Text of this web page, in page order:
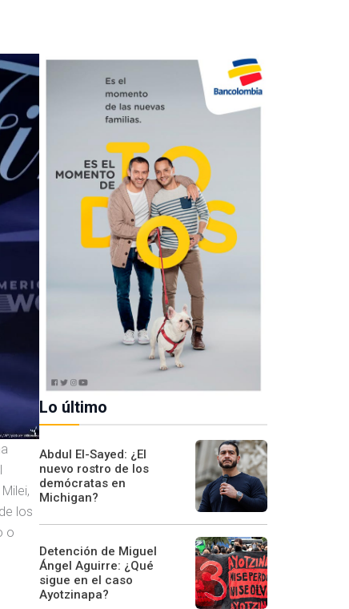
los
o
Lo último
Abdul El-Sayed: ¿El
nuevo rostro de los
demócratas en
Michigan?
Detención de Miguel
Ángel Aguirre: ¿Qué
sigue en el caso
Ayotzinapa?